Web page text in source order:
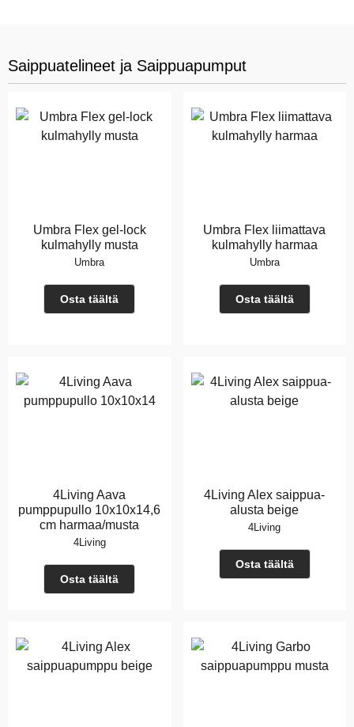
Saippuatelineet ja Saippuapumput
Umbra Flex gel-lock
kulmahylly musta
Umbra
Osta täältä
Umbra Flex liimattava
kulmahylly harmaa
Umbra
Osta täältä
4Living Aava
pumppupullo 10x10x14,6
cm harmaa/musta
4Living
Osta täältä
4Living Alex saippua-
alusta beige
4Living
Osta täältä